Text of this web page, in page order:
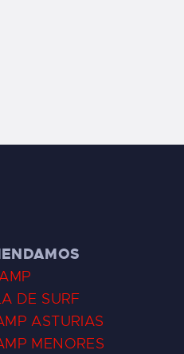
DE SURF
ASTURIAS
MENORES